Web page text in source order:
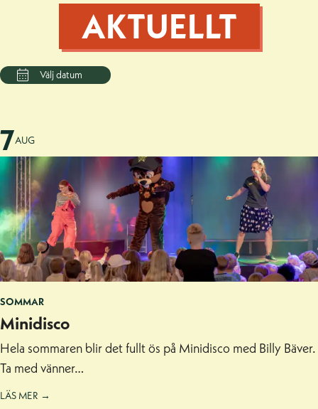
AKTUELLT
7AUG
SOMMAR
Minidisco
Hela sommaren blir det fullt ös på Minidisco med Billy Bäver.
Ta med vänner…
LÄS MER →